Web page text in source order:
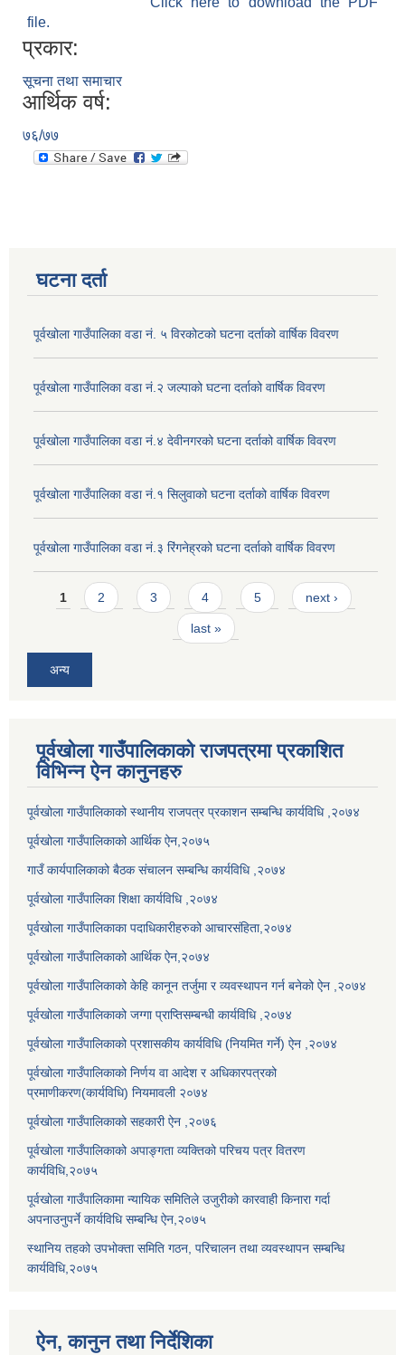
file.
प्रकार:
सूचना तथा समाचार
आर्थिक वर्ष:
७६/७७
घटना दर्ता
पूर्वखोला गाउँपालिका वडा नं. ५ विरकोटको घटना दर्ताको वार्षिक विवरण
पूर्वखोला गाउँपालिका वडा नं.२ जल्पाको घटना दर्ताको वार्षिक विवरण
पूर्वखोला गाउँपालिका वडा नं.४ देवीनगरको घटना दर्ताको वार्षिक विवरण
पूर्वखोला गाउँपालिका वडा नं.१ सिलुवाको घटना दर्ताको वार्षिक विवरण
पूर्वखोला गाउँपालिका वडा नं.३ रिंगनेह्रको घटना दर्ताको वार्षिक विवरण
Pages
1 2 3 4 5 next ›
last »
अन्य
पूर्वखोला गाउँपालिकाको राजपत्रमा प्रकाशित
विभिन्न ऐन कानुनहरु
पूर्वखोला गाउँपालिकाको स्थानीय राजपत्र प्रकाशन सम्बन्धि कार्यविधि ,२०७४
पूर्वखोला गाउँपालिकाको आर्थिक ऐन,२०७५
गाउँ कार्यपालिकाको बैठक संचालन सम्बन्धि कार्यविधि ,२०७४
पूर्वखोला गाउँपालिका शिक्षा कार्यविधि ,२०७४
पूर्वखोला गाउँपालिकाका पदाधिकारीहरुको आचारसंहिता,२०७४
पूर्वखोला गाउँपालिकाको आर्थिक ऐन,२०७४
पूर्वखोला गाउँपालिकाको केहि कानून तर्जुमा र व्यवस्थापन गर्न बनेको ऐन ,२०७४
पूर्वखोला गाउँपालिकाको जग्गा प्राप्तिसम्बन्धी कार्यविधि ,२०७४
पूर्वखोला गाउँपालिकाको प्रशासकीय कार्यविधि (नियमित गर्ने) ऐन ,२०७४
पूर्वखोला गाउँपालिकाको निर्णय वा आदेश र अधिकारपत्रको
प्रमाणीकरण(कार्यविधि) नियमावली २०७४
पूर्वखोला गाउँपालिकाको सहकारी ऐन ,२०७६
पूर्वखोला गाउँपालिकाको अपाङ्गता व्यक्तिको परिचय पत्र वितरण
कार्यविधि,२०७५
पूर्वखोला गाउँपालिकामा न्यायिक समितिले उजुरीको कारवाही किनारा गर्दा
अपनाउनुपर्ने कार्यविधि सम्बन्धि ऐन,२०७५
स्थानिय तहको उपभोक्ता समिति गठन, परिचालन तथा व्यवस्थापन सम्बन्धि
कार्यविधि,२०७५
ऐन, कानुन तथा निर्देशिका